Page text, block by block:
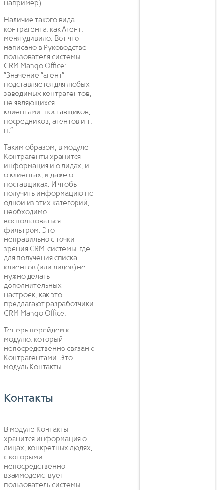
например).
Наличие такого вида
контрагента, как Агент,
меня удивило. Вот что
написано в Руководстве
пользователя системы
CRM Mango Office:
“Значение “агент”
подставляется для любых
заводимых контрагентов,
не являющихся
клиентами: поставщиков,
посредников, агентов и т.
п.”
Таким образом, в модуле
Контрагенты хранится
информация и о лидах, и
о клиентах, и даже о
поставщиках. И чтобы
получить информацию по
одной из этих категорий,
необходимо
воспользоваться
фильтром. Это
неправильно с точки
зрения CRM-системы, где
для получения списка
клиентов (или лидов) не
нужно делать
дополнительных
настроек, как это
предлагают разработчики
CRM Mango Office.
Теперь перейдем к
модулю, который
непосредственно связан с
Контрагентами. Это
модуль Контакты.
Контакты
В модуле Контакты
хранится информация о
лицах, конкретных людях,
с которыми
непосредственно
взаимодействует
пользователь системы.